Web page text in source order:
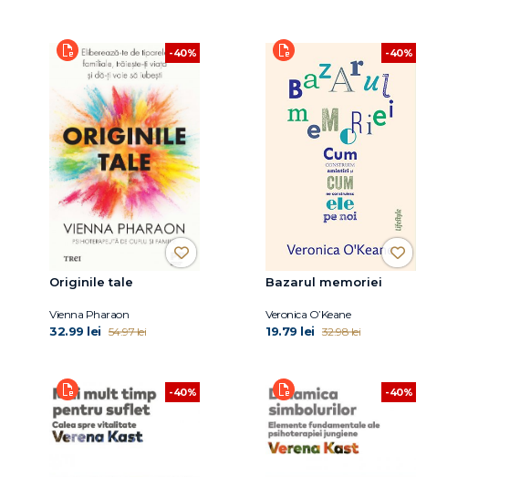
-40%
Originile tale
Vienna Pharaon
32.99 lei 54.97 lei
-40%
Bazarul memoriei
Veronica O’Keane
19.79 lei 32.98 lei
-40% -40%